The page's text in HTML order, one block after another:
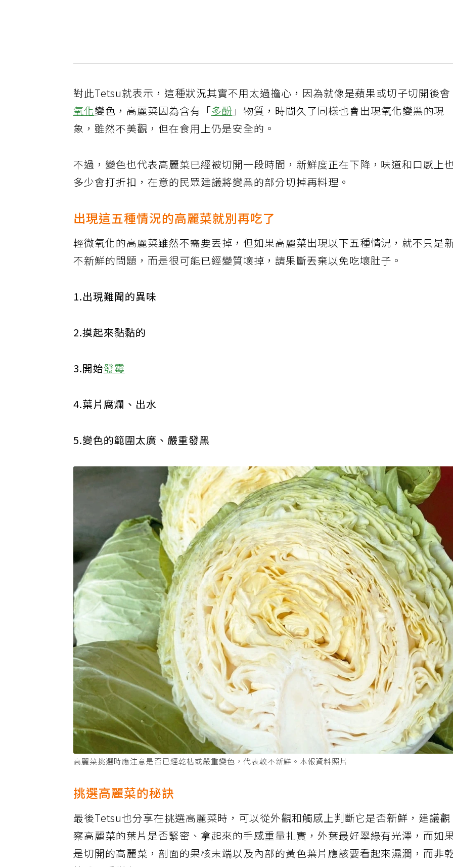
對此Tetsu就表示，這種狀況其實不用太過擔心，因為就像是蘋果或切子切開後會
氧化變色，高麗菜因為含有「多酚」物質，時間久了同樣也會出現氧化變黑的現
象，雖然不美觀，但在食用上仍是安全的。
不過，變色也代表高麗菜已經被切開一段時間，新鮮度正在下降，味道和口感上
多少會打折扣，在意的民眾建議將變黑的部分切掉再料理。
出現這五種情況的高麗菜就別再吃了
輕微氧化的高麗菜雖然不需要丟掉，但如果高麗菜出現以下五種情況，就不只是
不新鮮的問題，而是很可能已經變質壞掉，請果斷丟棄以免吃壞肚子。
1.出現難聞的異味
2.摸起來黏黏的
3.開始發霉
4.葉片腐爛、出水
5.變色的範圍太廣、嚴重發黑
挑選高麗菜的秘訣
最後Tetsu也分享在挑選高麗菜時，可以從外觀和觸感上判斷它是否新鮮，建議觀
察高麗菜的葉片是否緊密、拿起來的手感重量扎實，外葉最好翠綠有光澤，而如
是切開的高麗菜，剖面的果核末端以及內部的黃色葉片應該要看起來濕潤，而非